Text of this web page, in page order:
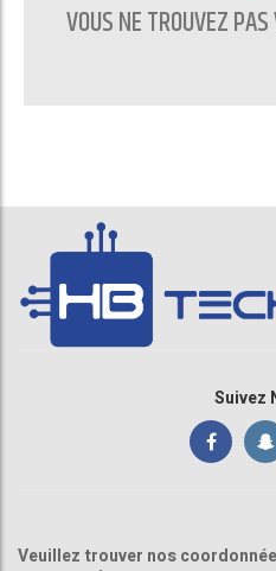
VOUS NE TROUVEZ
Suivez
Veuillez trouver nos